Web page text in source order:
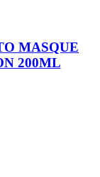
MASQUE
200ML